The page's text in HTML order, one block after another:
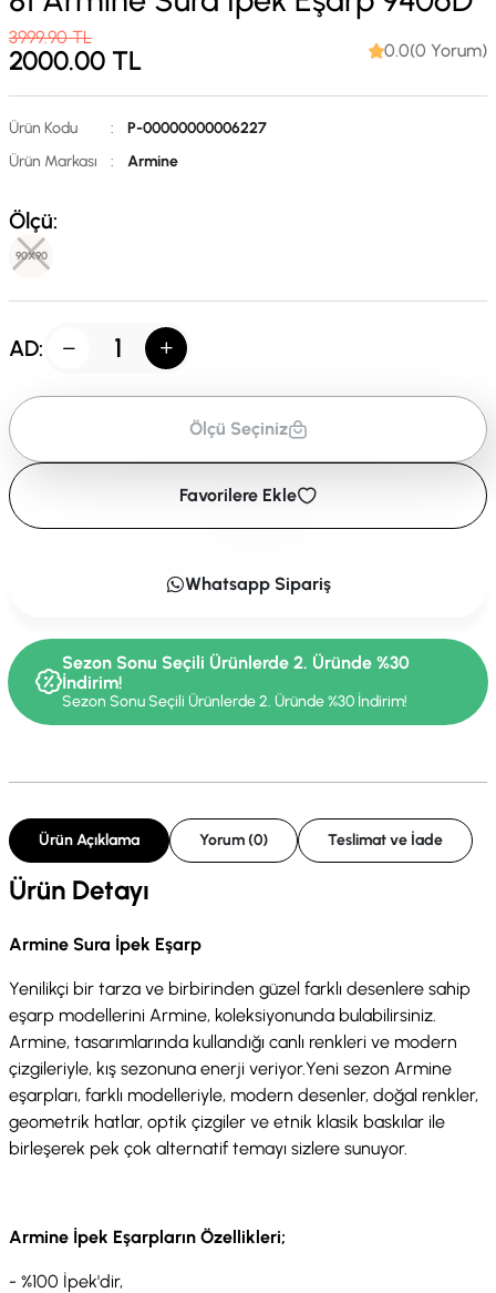
3999.90TL
2000.00 TL 0.0(0 Yorum)
Ürün Kodu :
P-00000000006227
Ürün Markası
: Armine
Ölçü:
90X90
AD:
Ölçü Seçiniz
Favorilere Ekle
Whatsapp Sipariş
Sezon Sonu Seçili Ürünlerde 2. Üründe %30
İndirim!
Sezon Sonu Seçili Ürünlerde 2. Üründe %30 İndirim!
Ürün Açıklama Yorum (0) Teslimat ve İade
Ürün Detayı
Armine Sura İpek Eşarp
Yenilikçi bir tarza ve birbirinden güzel farklı desenlere sahip
eşarp modellerini Armine, koleksiyonunda bulabilirsiniz.
Armine, tasarımlarında kullandığı canlı renkleri ve modern
çizgileriyle, kış sezonuna enerji veriyor.Yeni sezon Armine
eşarpları, farklı modelleriyle, modern desenler, doğal renkler,
geometrik hatlar, optik çizgiler ve etnik klasik baskılar ile
birleşerek pek çok alternatif temayı sizlere sunuyor.
Armine İpek Eşarpların Özellikleri;
- %100 İpek'dir,